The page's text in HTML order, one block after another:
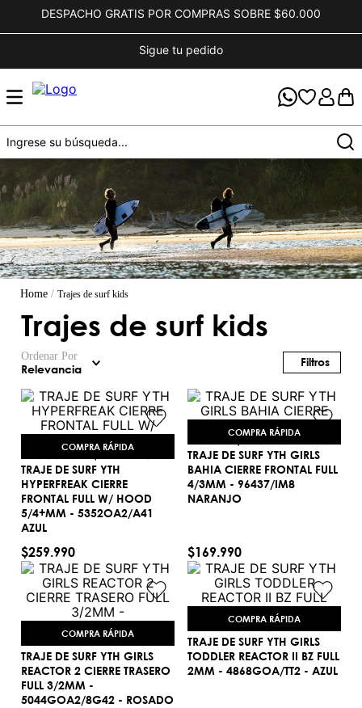
DESPACHO GRATIS POR COMPRAS SOBRE $60.000
Sigue tu pedido
trajes de surf kids
trajes de surf kids
Ordenar Por
Relevancia
COMPRA RÁPIDA
12
TRAJE DE SURF YTH
HYPERFREAK CIERRE
FRONTAL FULL W/ HOOD
5/4+MM - 5352OA2/A41
AZUL
$259.990
COMPRA RÁPIDA
10
TRAJE DE SURF YTH GIRLS
BAHIA CIERRE FRONTAL FULL
4/3MM - 96437/IM8
NARANJO
$169.990
COMPRA RÁPIDA
14
TRAJE DE SURF YTH GIRLS
REACTOR 2 CIERRE TRASERO
FULL 3/2MM -
5044GOA2/8G42 - ROSADO
COMPRA RÁPIDA
4
TRAJE DE SURF YTH GIRLS
TODDLER REACTOR II BZ FULL
2MM - 4868GOA/TT2 - AZUL